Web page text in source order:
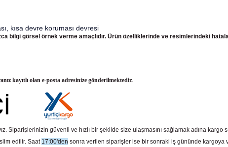
kısa devre koruması devresi
bilgi görsel örnek verme amaçlıdır. Ürün özelliklerinde ve resimlerindeki
kayıtlı olan e-posta adresinize gönderilmektedir.
Siparişlerinizin güvenli ve hızlı bir şekilde size ulaşmasını sağlamak adına
edilir. Saat 17:00'den sonra verilen siparişler ise bir sonraki iş gününde kargoya